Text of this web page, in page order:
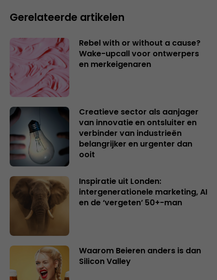
Gerelateerde artikelen
Rebel with or without a cause?
Wake-upcall voor ontwerpers
en merkeigenaren
Creatieve sector als aanjager
van innovatie en ontsluiter en
verbinder van industrieën
belangrijker en urgenter dan
ooit
Inspiratie uit Londen:
intergenerationele marketing, AI
en de ‘vergeten’ 50+-man
Waarom Beieren anders is dan
Silicon Valley